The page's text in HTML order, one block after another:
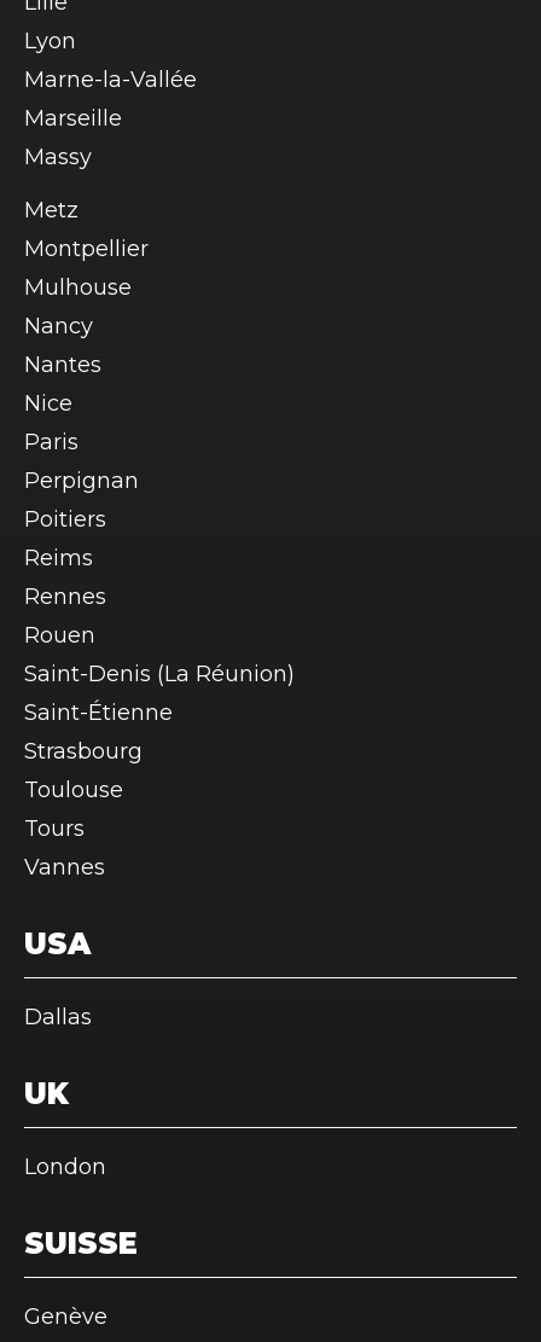
Lyon
Marne-la-Vallée
Marseille
Massy
Metz
Montpellier
Mulhouse
Nancy
Nantes
Nice
Paris
Perpignan
Poitiers
Reims
Rennes
Rouen
Saint-Denis (La Réunion)
Saint-Étienne
Strasbourg
Toulouse
Tours
Vannes
USA
Dallas
UK
London
SUISSE
Genève